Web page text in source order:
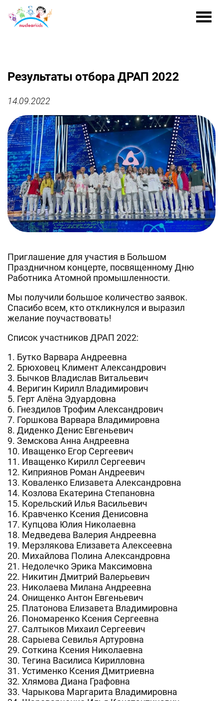
Результаты отбора ДРАП 2022
14.09.2022
Приглашение для участия в Большом
Праздничном концерте, посвященному Дню
Работника Атомной промышленности.
Мы получили большое количество заявок.
Спасибо всем, кто откликнулся и выразил
желание поучаствовать!
Список участников ДРАП 2022:
1. Бутко Варвара Андреевна
2. Брюховец Климент Александрович
3. Бычков Владислав Витальевич
4. Веригин Кирилл Владимирович
5. Герт Алёна Эдуардовна
6. Гнездилов Трофим Александрович
7. Горшкова Варвара Владимировна
8. Диденко Денис Евгеньевич
9. Земскова Анна Андреевна
10. Иващенко Егор Сергеевич
11. Иващенко Кирилл Сергеевич
12. Киприянов Роман Андреевич
13. Коваленко Елизавета Александровна
14. Козлова Екатерина Степановна
15. Корельский Илья Васильевич
16. Кравченко Ксения Денисовна
17. Купцова Юлия Николаевна
18. Медведева Валерия Андреевна
19. Мерзлякова Елизавета Алексеевна
20. Михайлова Полина Александровна
21. Недолечко Эрика Максимовна
22. Никитин Дмитрий Валерьевич
23. Николаева Милана Андреевна
24. Онищенко Антон Евгеньевич
25. Платонова Елизавета Владимировна
26. Пономаренко Ксения Сергеевна
27. Салтыков Михаил Сергеевич
28. Сарыева Севилья Артуровна
29. Соткина Ксения Николаевна
30. Тегина Василиса Кирилловна
31. Устименко Ксения Дмитриевна
32. Хлямова Диана Графовна
33. Чарыкова Маргарита Владимировна